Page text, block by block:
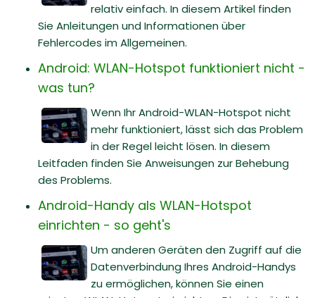
relativ einfach. In diesem Artikel finden
Sie Anleitungen und Informationen über
Fehlercodes im Allgemeinen.
Android: WLAN-Hotspot funktioniert nicht -
was tun?
Wenn Ihr Android-WLAN-Hotspot nicht
mehr funktioniert, lässt sich das Problem
in der Regel leicht lösen. In diesem
Leitfaden finden Sie Anweisungen zur Behebung
des Problems.
Android-Handy als WLAN-Hotspot
einrichten - so geht's
Um anderen Geräten den Zugriff auf die
Datenverbindung Ihres Android-Handys
zu ermöglichen, können Sie einen